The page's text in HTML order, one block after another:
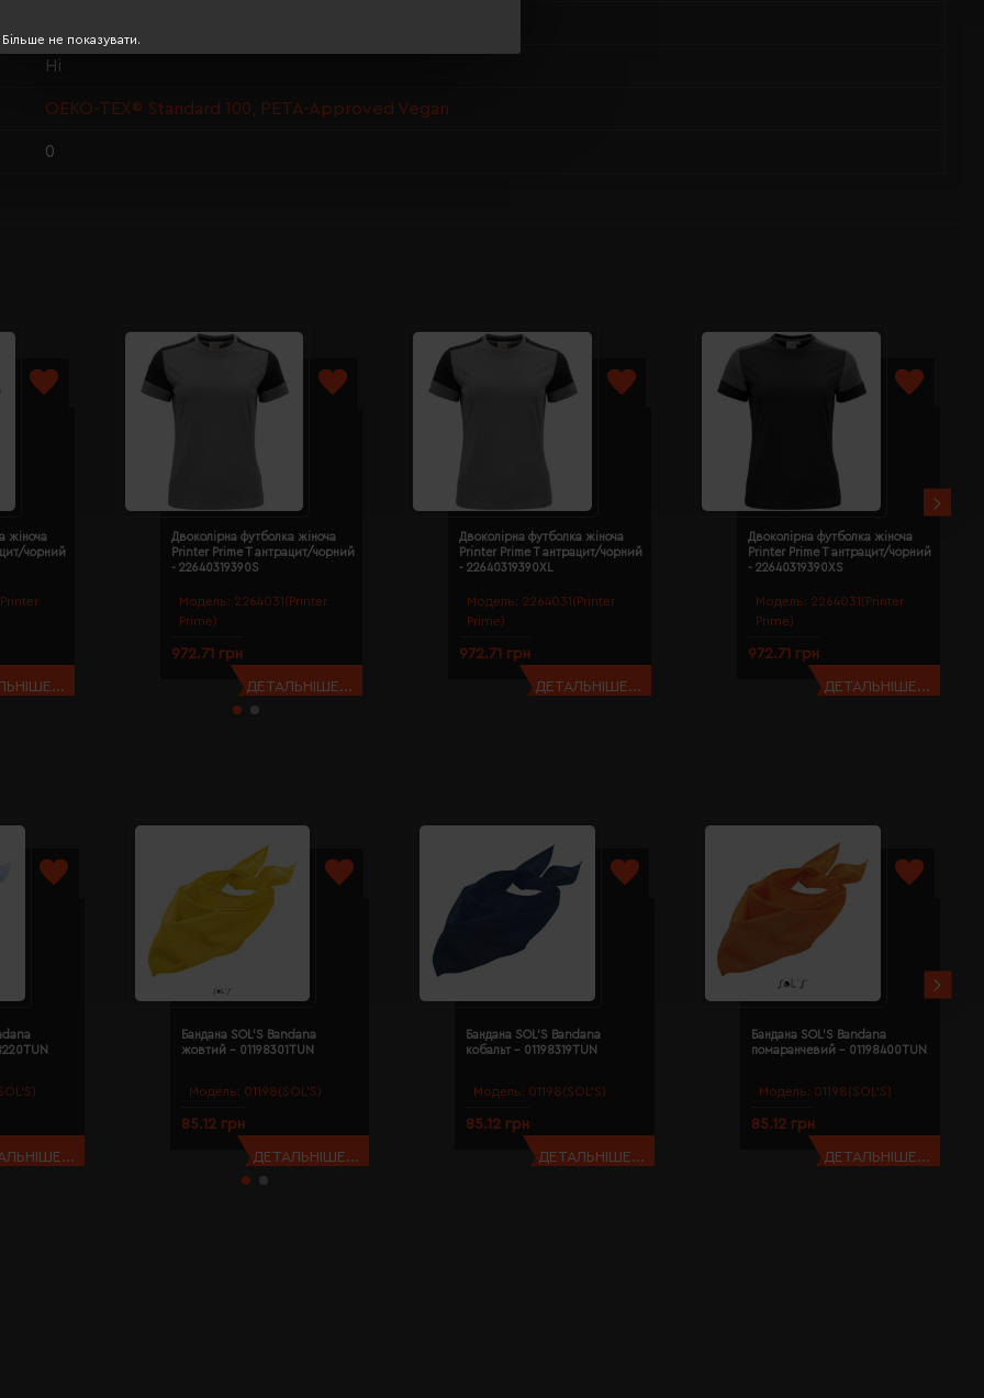
Більше не показувати.
Ні
OEKO-TEX® Standard 100, PETA-Approved Vegan
0
жіноча
чорний
Модель: 2264031(Printer
Prime)
Двоколірна футболка жіноча
Printer Prime T антрацит/чорний
- 22640319390S
972.71 грн
ДЕТАЛЬНІШЕ...
Модель: 2264031(Printer
Prime)
Двоколірна футболка жіноча
Printer Prime T антрацит/чорний
- 22640319390XL
972.71 грн
ДЕТАЛЬНІШЕ...
Модель: 2264031(Printer
Prime)
Двоколірна футболка жіноча
Printer Prime T антрацит/чорний
- 22640319390XS
972.71 грн
ДЕТАЛЬНІШЕ...
Модель: 01198(SOL’S)
Бандана SOL'S Bandana
жовтий - 01198301TUN
85.12 грн
ДЕТАЛЬНІШЕ...
Модель: 01198(SOL’S)
Бандана SOL'S Bandana
кобальт - 01198319TUN
85.12 грн
ДЕТАЛЬНІШЕ...
Модель: 01198(SOL’S)
Бандана SOL'S Bandana
помаранчевий - 01198400TUN
85.12 грн
ДЕТАЛЬНІШЕ...